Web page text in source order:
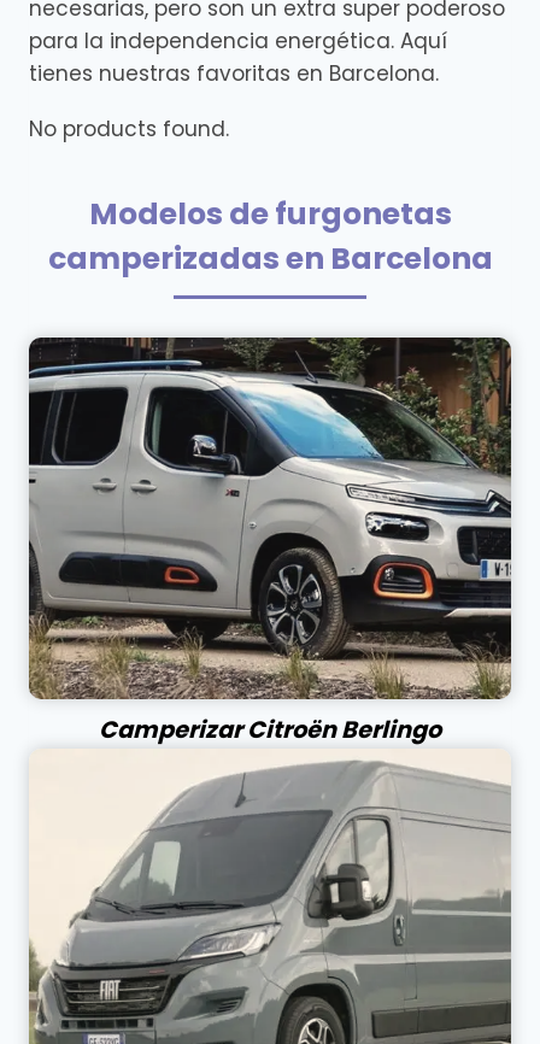
necesarias, pero son un extra super poderoso
para la independencia energética. Aquí
tienes nuestras favoritas en Barcelona.
No products found.
Modelos de furgonetas
camperizadas en Barcelona
Camperizar Citroën Berlingo